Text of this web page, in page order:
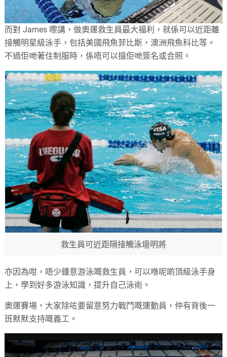
而對 James 嚟講，做奧運救生員最大福利，就係可以近距離
接觸明星級泳手，包括美國飛魚菲比斯，澳洲飛魚科比等。
不過佢哋著住制服時，係唔可以搵佢哋簽名或合照。
救生員可近距隔接觸泳壇明將
亦因為咁，唔少鍾意游泳嘅救生員，可以喺呢啲頂級泳手身
上，學到好多游泳知識，提升自己泳術。
奧運賽場，大家除咗要留意努力戰鬥嘅運動員，仲有背後一
班默默支持嘅義工。